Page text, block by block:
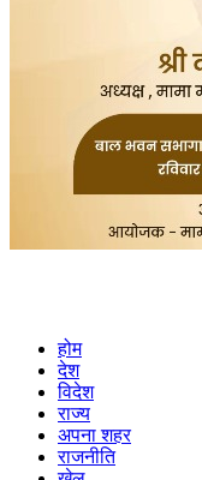
होम
देश
विदेश
राज्य
अपना शहर
राजनीति